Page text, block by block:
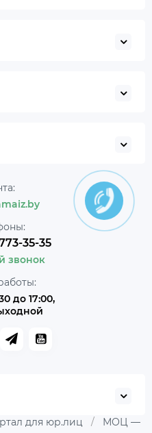
35-35
звонок
до 17:00,
для юр.лиц /
МОЦ —